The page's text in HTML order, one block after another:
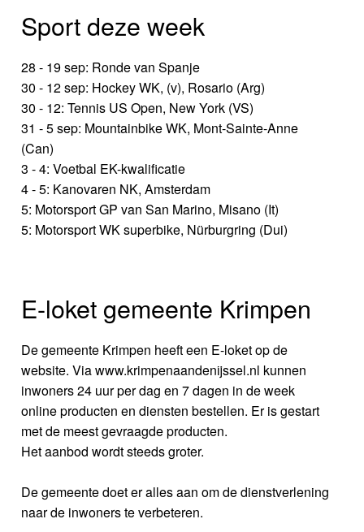
Sport deze week
28 - 19 sep: Ronde van Spanje
30 - 12 sep: Hockey WK, (v), Rosario (Arg)
30 - 12: Tennis US Open, New York (VS)
31 - 5 sep: Mountainbike WK, Mont-Sainte-Anne
(Can)
3 - 4: Voetbal EK-kwalificatie
4 - 5: Kanovaren NK, Amsterdam
5: Motorsport GP van San Marino, Misano (It)
5: Motorsport WK superbike, Nürburgring (Dui)
E-loket gemeente Krimpen
De gemeente Krimpen heeft een E-loket op de
website. Via www.krimpenaandenijssel.nl kunnen
inwoners 24 uur per dag en 7 dagen in de week
online producten en diensten bestellen. Er is gestart
met de meest gevraagde producten.
Het aanbod wordt steeds groter.
De gemeente doet er alles aan om de dienstverlening
naar de inwoners te verbeteren.